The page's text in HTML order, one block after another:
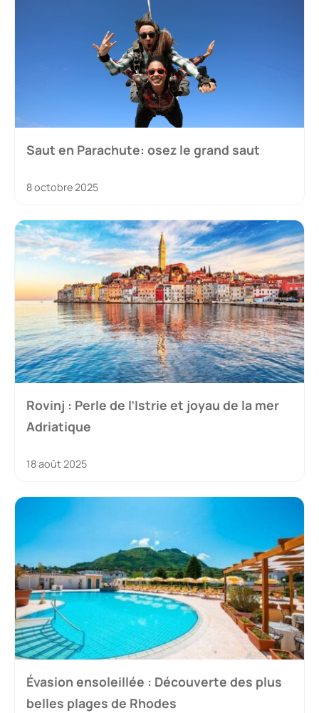
Saut en Parachute: osez le grand saut
8 octobre 2025
Rovinj : Perle de l’Istrie et joyau de la mer
Adriatique
18 août 2025
Évasion ensoleillée : Découverte des plus
belles plages de Rhodes